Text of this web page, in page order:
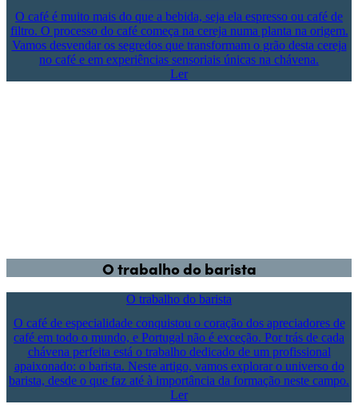
O café é muito mais do que a bebida, seja ela espresso ou café de
filtro. O processo do café começa na cereja numa planta na origem.
Vamos desvendar os segredos que transformam o grão desta cereja
no café e em experiências sensoriais únicas na chávena.
Ler
O trabalho do barista
O trabalho do barista
O café de especialidade conquistou o coração dos apreciadores de
café em todo o mundo, e Portugal não é exceção. Por trás de cada
chávena perfeita está o trabalho dedicado de um profissional
apaixonado: o barista. Neste artigo, vamos explorar o universo do
barista, desde o que faz até à importância da formação neste campo.
Ler